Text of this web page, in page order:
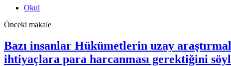
Okul
Önceki makale
Bazı insanlar Hükümetlerin uzay
ihtiyaçlara para harcanması gerektiğini